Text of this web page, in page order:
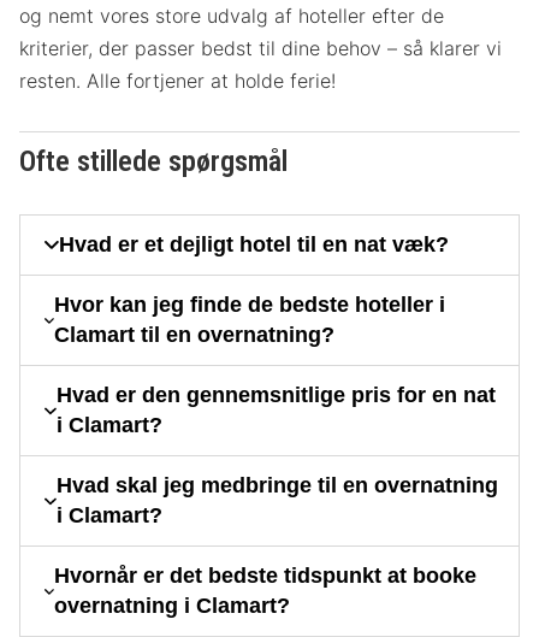
og nemt vores store udvalg af hoteller efter de
kriterier, der passer bedst til dine behov – så klarer vi
resten. Alle fortjener at holde ferie!
Ofte stillede spørgsmål
Hvad er et dejligt hotel til en nat væk?
Hvor kan jeg finde de bedste hoteller i
Clamart til en overnatning?
Hvad er den gennemsnitlige pris for en nat
i Clamart?
Hvad skal jeg medbringe til en overnatning
i Clamart?
Hvornår er det bedste tidspunkt at booke
overnatning i Clamart?